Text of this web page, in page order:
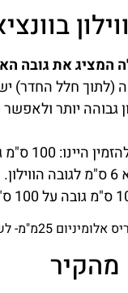
את גובה
(לתוך חלל החדר)
גבוהה יותר
על 100 ס"מ רוחב
מהקיר